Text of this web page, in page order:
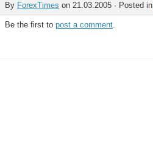
By ForexTimes on 21.03.2005 · Posted in
Be the first to post a comment.